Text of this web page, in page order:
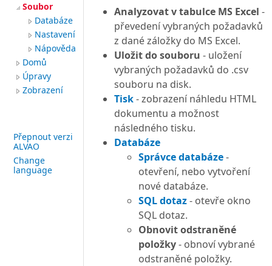
Soubor
Databáze
Nastavení
Nápověda
Domů
Úpravy
Zobrazení
Přepnout verzi
ALVAO
Change
language
Analyzovat v tabulce MS Excel -
převedení vybraných požadavků
z dané záložky do MS Excel.
Uložit do souboru - uložení
vybraných požadavků do .csv
souboru na disk.
Tisk- zobrazení náhledu HTML
dokumentu a možnost
následného tisku.
Databáze
Správce databáze-
otevření, nebo vytvoření
nové databáze.
SQL dotaz- otevře okno
SQL dotaz.
Obnovit odstraněné
položky- obnoví vybrané
odstraněné položky.